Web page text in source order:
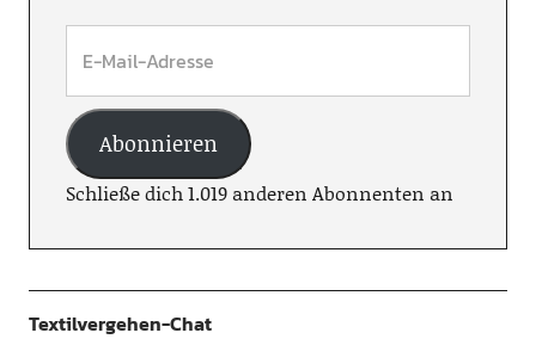
Abonnieren
Schließe dich 1.019 anderen Abonnenten an
Textilvergehen-Chat